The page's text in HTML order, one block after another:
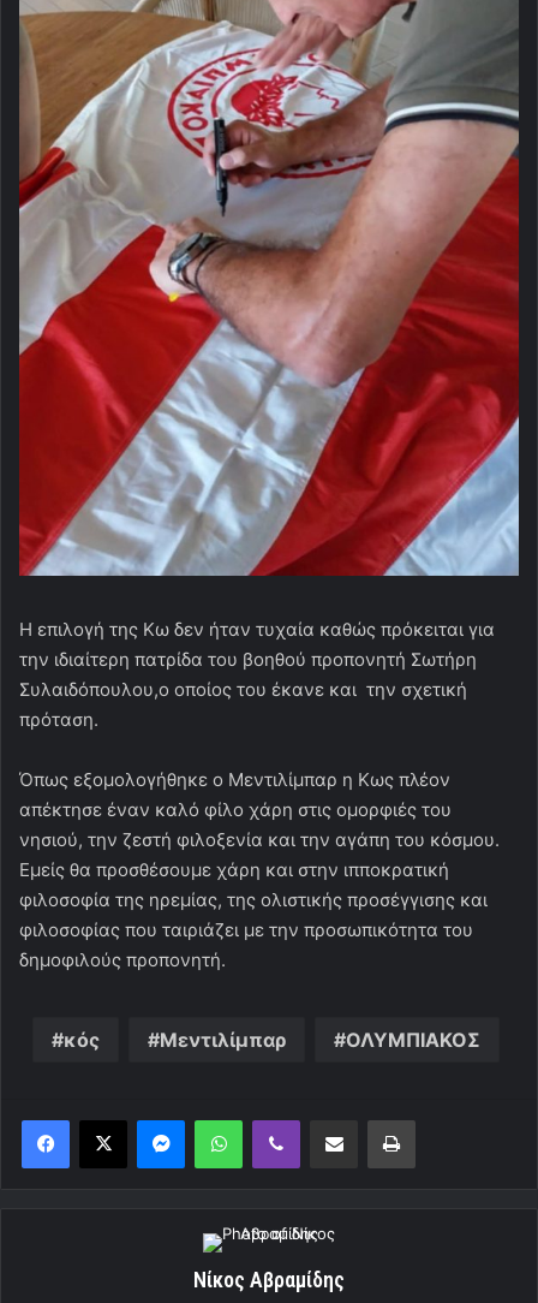
Η επιλογή της Κω δεν ήταν τυχαία καθώς πρόκειται για
την ιδιαίτερη πατρίδα του βοηθού προπονητή Σωτήρη
Συλαιδόπουλου,ο οποίος του έκανε και την σχετική
πρόταση.
Όπως εξομολογήθηκε ο Μεντιλίμπαρ η Κως πλέον
απέκτησε έναν καλό φίλο χάρη στις ομορφιές του
νησιού, την ζεστή φιλοξενία και την αγάπη του κόσμου.
Εμείς θα προσθέσουμε χάρη και στην ιπποκρατική
φιλοσοφία της ηρεμίας, της ολιστικής προσέγγισης και
φιλοσοφίας που ταιριάζει με την προσωπικότητα του
δημοφιλούς προπονητή.
κός Μεντιλίμπαρ ΟΛΥΜΠΙΑΚΟΣ
MessengerWhatsAppViber Κοινοποίηση μέσω ηλεκτρονικού ταχυδρομείουΕκτύπωση
Νίκος Αβραμίδης